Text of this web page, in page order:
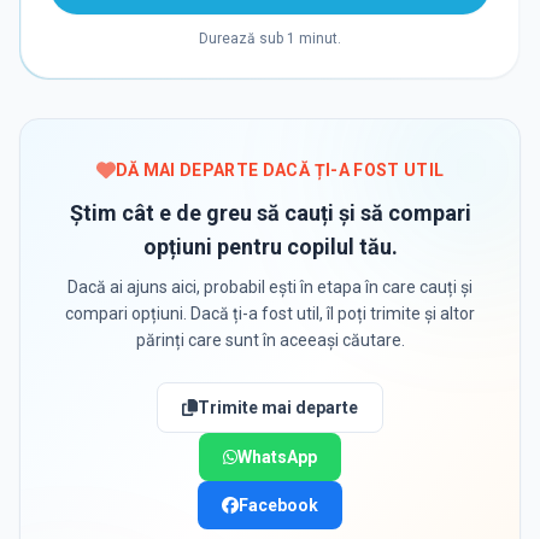
Durează sub 1 minut.
DĂ MAI DEPARTE DACĂ ȚI-A FOST UTIL
Știm cât e de greu să cauți și să compari
opțiuni pentru copilul tău.
Dacă ai ajuns aici, probabil ești în etapa în care cauți și
compari opțiuni. Dacă ți-a fost util, îl poți trimite și altor
părinți care sunt în aceeași căutare.
Trimite mai departe
WhatsApp
Facebook